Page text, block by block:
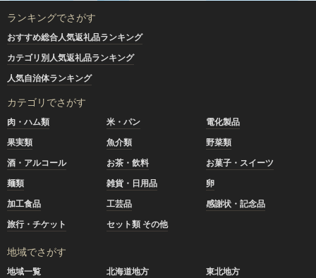
ランキングでさがす
おすすめ総合人気返礼品ランキング
カテゴリ別人気返礼品ランキング
人気自治体ランキング
カテゴリでさがす
肉・ハム類 米・パン
電化製品
果実類
魚介類
野菜類
酒・アルコール
お茶・飲料
お菓子・スイーツ
麺類
雑貨・日用品
卵
加工食品
工芸品
感謝状・記念品
旅行・チケット
セット類 その他
地域でさがす
地域一覧 北海道地方
東北地方